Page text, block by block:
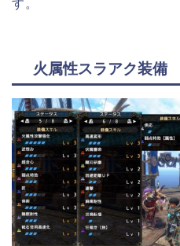
す。
火属性スラアク装備